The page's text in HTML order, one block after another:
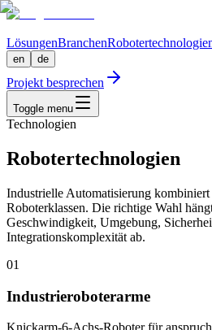
LösungenBranchen
en de
Projekt besprechen
Toggle menu
Technologien
Robotertechnologien
Industrielle Automatisierung kombiniert
Roboterklassen. Die richtige Wahl
Geschwindigkeit, Umgebung,
Integrationskomplexität ab.
01
Industrieroboterarme